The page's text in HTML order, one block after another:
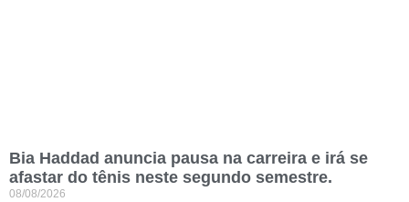
Bia Haddad anuncia pausa na carreira e irá se
afastar do tênis neste segundo semestre.
08/08/2026